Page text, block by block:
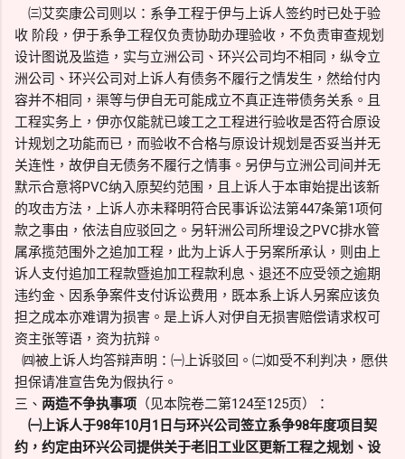
㈢艾奕康公司则以：系争工程于伊与上诉人签约时已处于验
收 阶段，伊于系争工程仅负责协助办理验收，不负责审查规划
设计图说及监造，实与立洲公司、环兴公司均不相同，纵令立
洲公司、环兴公司对上诉人有债务不履行之情发生，然给付内
容并不相同，渠等与伊自无可能成立不真正连带债务关系。且
工程实务上，伊亦仅能就已竣工之工程进行验收是否符合原设
计规划之功能而已，而验收不合格与原设计规划是否妥当并无
关连性，故伊自无债务不履行之情事。另伊与立洲公司间并无
默示合意将PVC纳入原契约范围，且上诉人于本审始提出该新
的攻击方法，上诉人亦未释明符合民事诉讼法第447条第1项何
款之事由，依法自应驳回之。另轩洲公司所埋设之PVC排水管
属承揽范围外之追加工程，此为上诉人于另案所承认，则由上
诉人支付追加工程款暨追加工程款利息、退还不应受领之逾期
违约金、因系争案件支付诉讼费用，既本系上诉人另案应该负
担之成本亦难谓为损害。是上诉人对伊自无损害赔偿请求权可
资主张等语，资为抗辩。
㈣被上诉人均答辩声明：㈠上诉驳回。㈡如受不利判决，愿供
担保请准宣告免为假执行。
三、 两造不争执事项 （见本院卷二第124至125页）：
㈠上诉人于98年10月1日与环兴公司签立系争98年度项目契
约，约定由环兴公司提供关于老旧工业区更新工程之规划、设